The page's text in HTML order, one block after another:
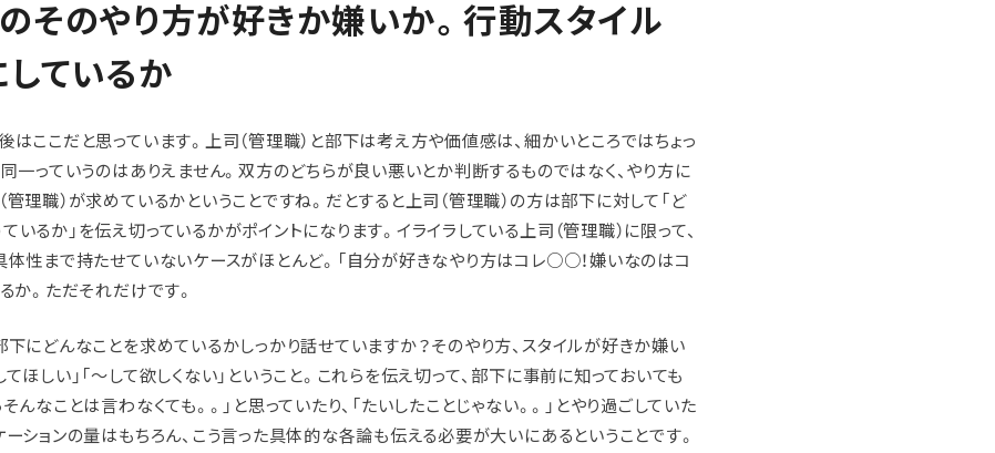
そのやり方が好きか嫌いか。行動スタイル
ているか
はここだと思っています。上司（管理職）と部下は考え方や価値感は、細かいところではちょっ
同一っていうのはありえません。双方のどちらが良い悪いとか判断するものではなく、やり方に
管理職）が求めているかということですね。だとすると上司（管理職）の方は部下に対して「ど
るか」を伝え切っているかがポイントになります。イライラしている上司（管理職）に限って、
体性まで持たせていないケースがほとんど。「自分が好きなやり方はコレ○○！嫌いなのはコ
か。ただそれだけです。
下にどんなことを求めているかしっかり話せていますか？そのやり方、スタイルが好きか嫌い
ほしい」「〜して欲しくない」ということ。これらを伝え切って、部下に事前に知っておいても
んなことは言わなくても。。」と思っていたり、「たいしたことじゃない。。」とやり過ごしていた
ーションの量はもちろん、こう言った具体的な各論も伝える必要が大いにあるということです。